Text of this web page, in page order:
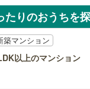
たりのおうちを
築マンション
以上のマンション